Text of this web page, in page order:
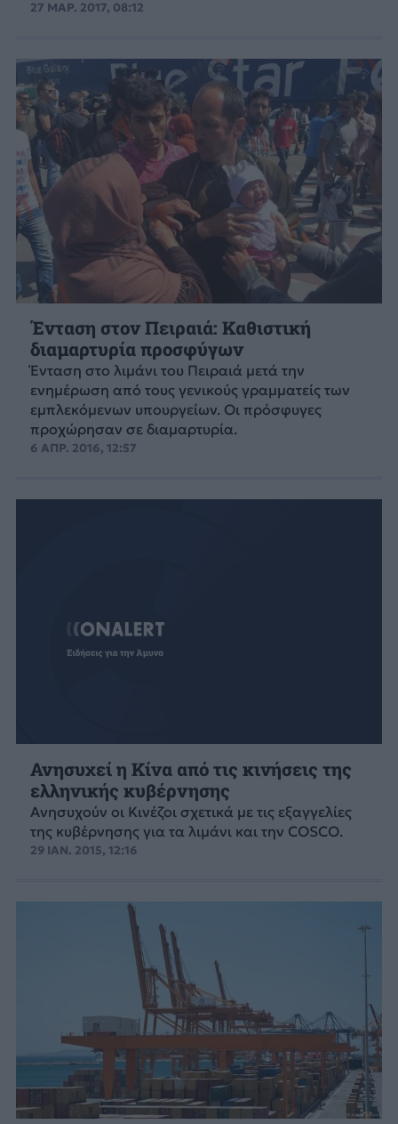
27 ΜΑΡ. 2017, 08:12
Ένταση στον Πειραιά: Καθιστική
διαμαρτυρία προσφύγων
Ένταση στο λιμάνι του Πειραιά μετά την
ενημέρωση από τους γενικούς γραμματείς των
εμπλεκόμενων υπουργείων. Οι πρόσφυγες
προχώρησαν σε διαμαρτυρία.
6 ΑΠΡ. 2016, 12:57
Ανησυχεί η Κίνα από τις κινήσεις της
ελληνικής κυβέρνησης
Ανησυχούν οι Κινέζοι σχετικά με τις εξαγγελίες
της κυβέρνησης για τα λιμάνι και την COSCO.
29 ΙΑΝ. 2015, 12:16